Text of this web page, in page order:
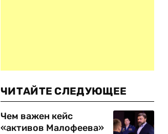
ЧИТАЙТЕ СЛЕДУЮЩЕЕ
Чем важен кейс
«активов Малофеева»